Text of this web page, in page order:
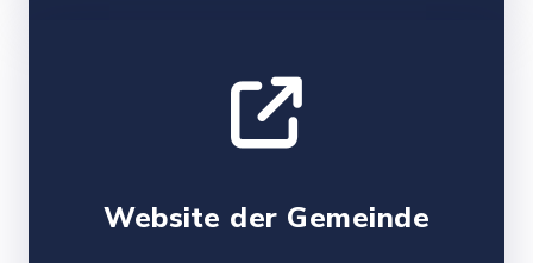
Website der Gemeinde